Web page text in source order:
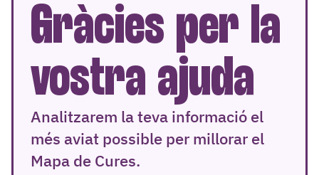
Gràcies per la
vostra ajuda
Analitzarem la teva informació el
més aviat possible per millorar el
Mapa de Cures.